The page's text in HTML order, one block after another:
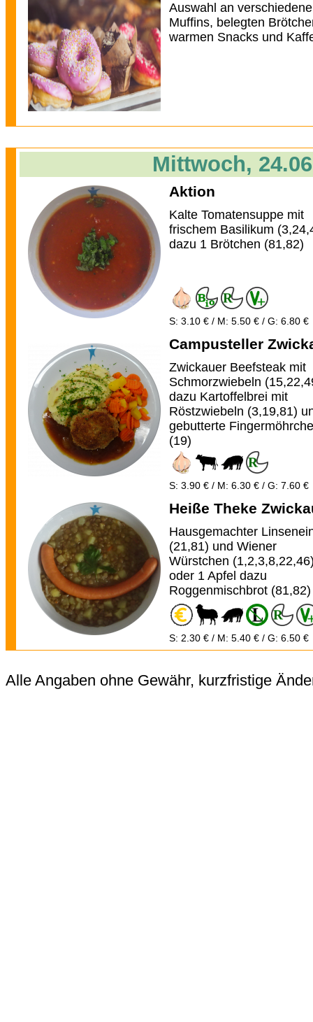
Auswahl an
Muffins, belegten
warmen Snacks und
Mittwoch,
Aktion
Kalte Tomatensuppe mit
frischem Basilikum
dazu 1 Brötchen (81,82)
S: 3.10 € / M: 5.50 € / G: 6.80 €
Campusteller
Zwickauer Beefsteak mit
Schmorzwiebeln
dazu Kartoffelbrei mit
Röstzwiebeln (3,19,81)
gebutterte
(19)
S: 3.90 € / M: 6.30 € / G: 7.60 €
Heiße Theke
Hausgemachter
(21,81) und Wiener
Würstchen
oder 1 Apfel dazu
Roggenmischbrot (81,82)
S: 2.30 € / M: 5.40 € / G: 6.50 €
Alle Angaben ohne Gewähr, kurzfristige